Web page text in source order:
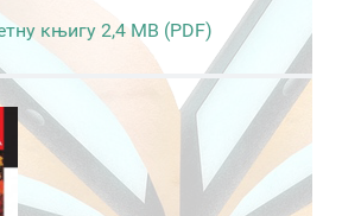
књигу 2,4 MB (PDF)